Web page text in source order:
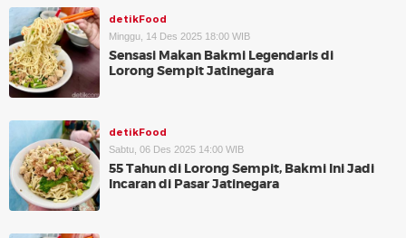
detikFood
Minggu, 14 Des 2025 18:00 WIB
Sensasi Makan Bakmi Legendaris di
Lorong Sempit Jatinegara
detikFood
Sabtu, 06 Des 2025 14:00 WIB
55 Tahun di Lorong Sempit, Bakmi Ini Jadi
Incaran di Pasar Jatinegara